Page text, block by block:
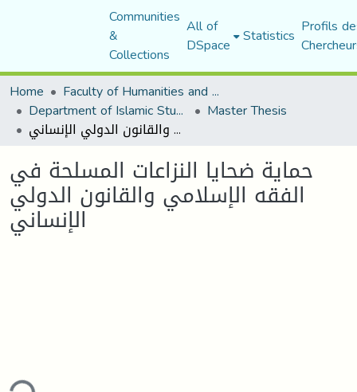
Communities
&
Collections
All of
DSpace Statistics Profils
Home
Faculty of Humanities and Social Sciences
Department of Islamic Studies Master Thesis
حماية ضحايا النزاعات المسلحة في الفقه الإسلامي والقانون الدولي الإنساني
حماية ضحايا النزاعات المسلحة في
الفقه الإسلامي والقانون الدولي
الإنساني